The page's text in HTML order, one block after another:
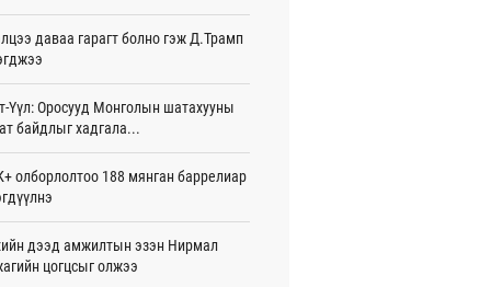
улсын хамтын ажиллагааны талаар
солилцов
сард Сүхбаатар боомтоор
тонн Аи-92 автобензин импортолжээ
Н.Амарзаяа: 32 хуудастай
дэвтэр долоо хоногт л дүүрдэг
15 цаг 31 мин
даваа гарагт болно гэж Д.Трамп
Үүл: Оросууд Монголын шатахууны
байдлыг хадгала...
олборлолтоо 188 мянган баррелиар
дээд амжилтын эзэн Нирмал
цогцсыг олжээ